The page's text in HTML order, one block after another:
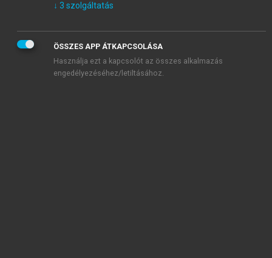
KIPRÓBÁLOM
↓ 3 szolgáltatás
ÖSSZES APP ÁTKAPCSOLÁSA
Használja ezt a kapcsolót az összes alkalmazás
engedélyezéséhez/letiltásához.